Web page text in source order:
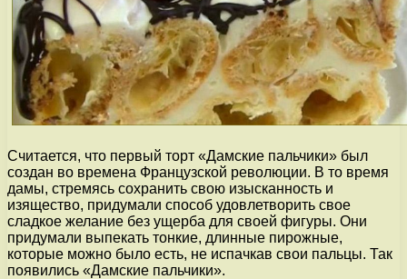
Считается, что первый торт «Дамские пальчики» был
создан во времена Французской революции. В то время
дамы, стремясь сохранить свою изысканность и
изящество, придумали способ удовлетворить свое
сладкое желание без ущерба для своей фигуры. Они
придумали выпекать тонкие, длинные пирожные,
которые можно было есть, не испачкав свои пальцы. Так
появились «Дамские пальчики».